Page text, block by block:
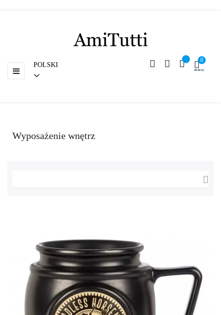
Toggle
navigation
☰
POLSKI
0
Wyposażenie wnętrz
